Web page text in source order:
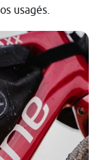
usagés.